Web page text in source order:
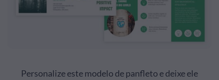
Personalize este modelo de panfleto e deixe ele